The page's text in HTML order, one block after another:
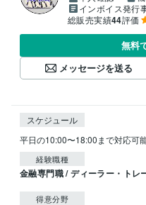
インボイス発行
総販売実績44評価
無料
メッセージを送る
スケジュール
平日の10:00〜18:00まで対応可
経験職種
金融専門職 / ディーラー・トレ
得意分野